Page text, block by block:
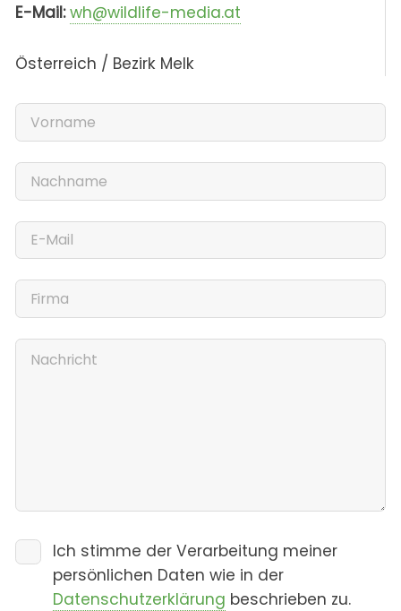
E-Mail: wh@wildlife-media.at
Österreich / Bezirk Melk
Ich stimme der Verarbeitung meiner
persönlichen Daten wie in der
Datenschutzerklärung beschrieben zu.